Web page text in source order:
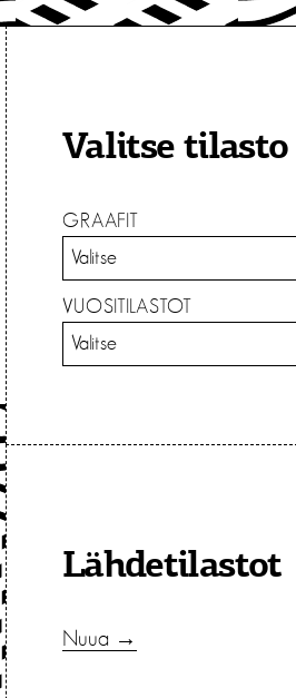
Valitse tilasto
GRAAFIT
VUOSITILASTOT
Lähdetilastot
Nuua →